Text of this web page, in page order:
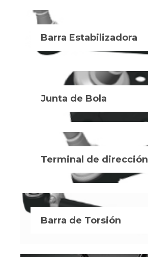
Barra Estabilizadora
Junta de Bola
Terminal de dirección
Barra de Torsión